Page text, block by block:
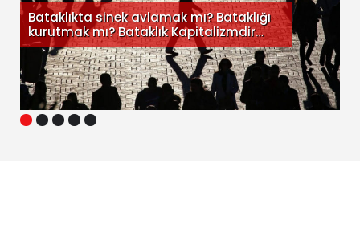
1 2 3 4 5
Bataklıkta sinek avlamak mı? Bataklığı
kurutmak mı? Bataklık Kapitalizmdir…